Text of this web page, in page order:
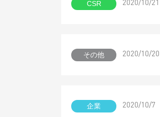
CSR 2020/10/21
その他 2020/10/20
企業 2020/10/7